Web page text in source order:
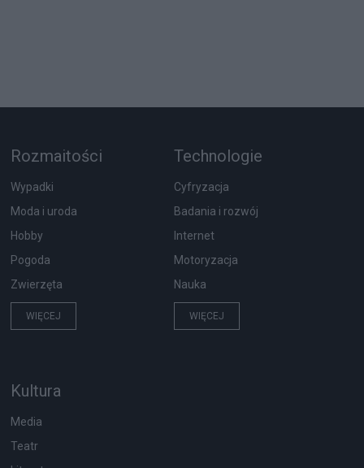
Rozmaitości
Wypadki
Moda i uroda
Hobby
Pogoda
Zwierzęta
WIĘCEJ
Technologie
Cyfryzacja
Badania i rozwój
Internet
Motoryzacja
Nauka
WIĘCEJ
Kultura
Media
Teatr